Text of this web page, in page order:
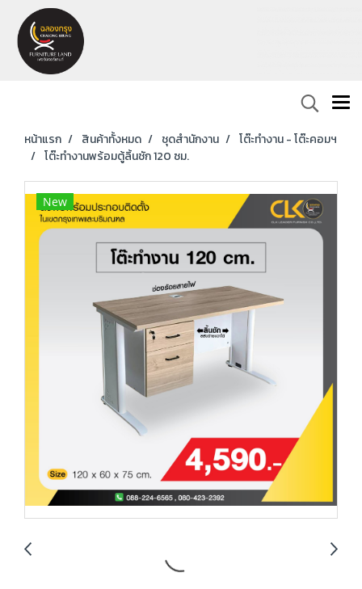
หน้าแรก สินค้าทั้งหมด ชุดสำนักงาน
โต๊ะทำงาน - โต๊ะคอมฯ
โต๊ะทำงานพร้อมตู้ลิ้นชัก 120 ซม.
New